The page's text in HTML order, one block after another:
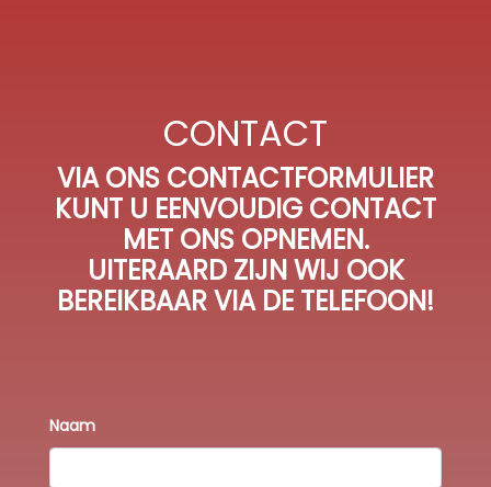
CONTACT
VIA ONS CONTACTFORMULIER
KUNT U EENVOUDIG CONTACT
MET ONS OPNEMEN.
UITERAARD ZIJN WIJ OOK
BEREIKBAAR VIA DE TELEFOON!
Naam